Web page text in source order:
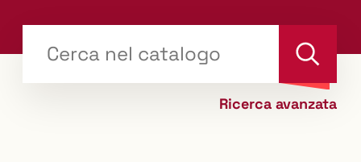
il tuo libro "Catalogo"
Cerca
Ricerca avanzata